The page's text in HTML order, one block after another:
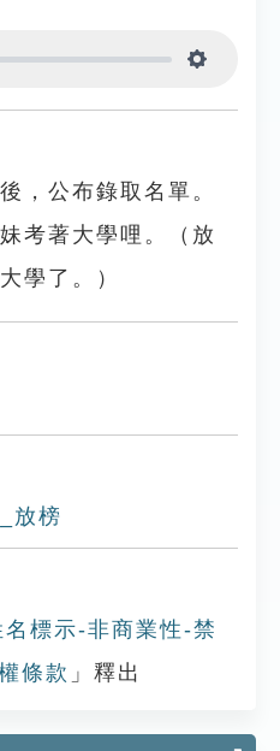
，公布錄取名單。
考著大學哩。（放
學了。）
放榜
標示-非商業性-禁
條款 」釋出